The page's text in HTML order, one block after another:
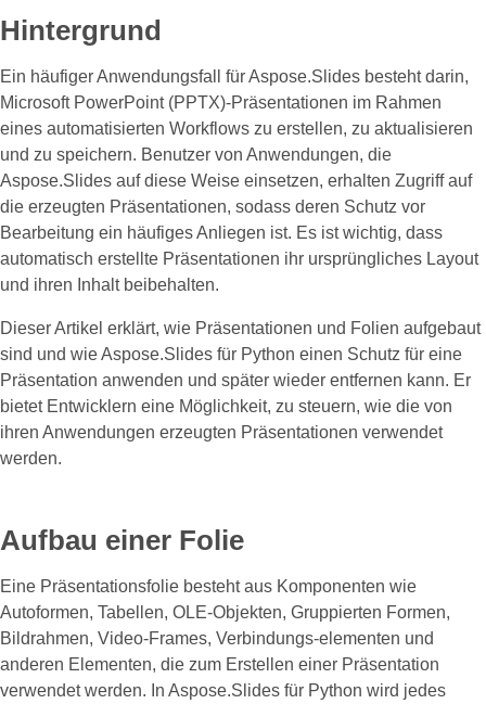
Hintergrund
Ein häufiger Anwendungsfall für Aspose.Slides besteht darin,
Microsoft PowerPoint (PPTX)-Präsentationen im Rahmen
eines automatisierten Workflows zu erstellen, zu aktualisieren
und zu speichern. Benutzer von Anwendungen, die
Aspose.Slides auf diese Weise einsetzen, erhalten Zugriff auf
die erzeugten Präsentationen, sodass deren Schutz vor
Bearbeitung ein häufiges Anliegen ist. Es ist wichtig, dass
automatisch erstellte Präsentationen ihr ursprüngliches Layout
und ihren Inhalt beibehalten.
Dieser Artikel erklärt, wie Präsentationen und Folien aufgebaut
sind und wie Aspose.Slides für Python einen Schutz für eine
Präsentation anwenden und später wieder entfernen kann. Er
bietet Entwicklern eine Möglichkeit, zu steuern, wie die von
ihren Anwendungen erzeugten Präsentationen verwendet
werden.
Aufbau einer Folie
Eine Präsentationsfolie besteht aus Komponenten wie
Autoformen, Tabellen, OLE‑Objekten, Gruppierten Formen,
Bildrahmen, Video‑Frames, Verbindungs‑elementen und
anderen Elementen, die zum Erstellen einer Präsentation
verwendet werden. In Aspose.Slides für Python wird jedes